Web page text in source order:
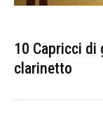
10 Capricci
clarinetto